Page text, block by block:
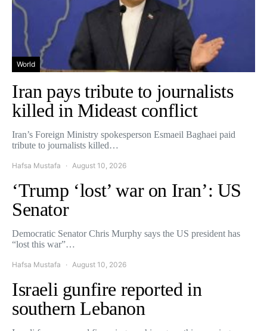
World
Iran pays tribute to journalists
killed in Mideast conflict
Iran’s Foreign Ministry spokesperson Esmaeil Baghaei paid
tribute to journalists killed…
Hafsa Mustafa August 10, 2026
‘Trump ‘lost’ war on Iran’: US
Senator
Democratic Senator Chris Murphy says the US president has
“lost this war”…
Hafsa Mustafa August 10, 2026
Israeli gunfire reported in
southern Lebanon